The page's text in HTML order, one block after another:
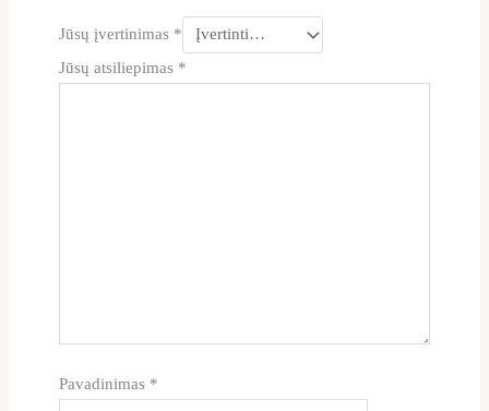
Jūsų įvertinimas *
Jūsų atsiliepimas *
Pavadinimas *